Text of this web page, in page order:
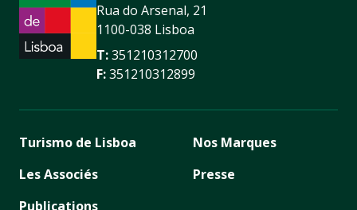
Rua do Arsenal, 21
1100-038 Lisboa
T:351210312700
F:351210312899
Turismo de Lisboa
Les Associés
Publications
Nos Marques
Presse